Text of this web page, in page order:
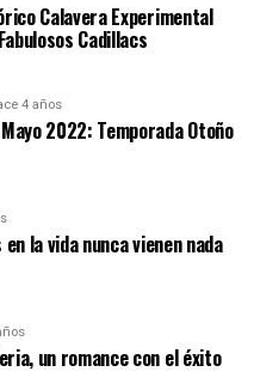
Calavera Experimental
Cadillacs
4 años
2022: Temporada Otoño
la vida nunca vienen nada
un romance con el éxito